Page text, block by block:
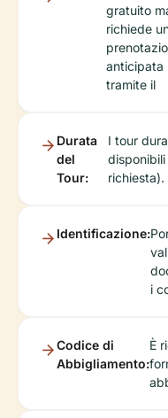
gratuito
richiede
anticipata
tramite il
Durata
del
Tour:
I tour
richiesta).
Identificazione:
i
Codice di
Abbigliamento:
È